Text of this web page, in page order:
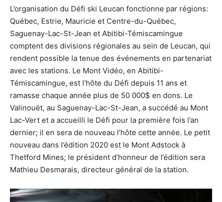
L’organisation du Défi ski Leucan fonctionne par régions:
Québec, Estrie, Mauricie et Centre-du-Québec,
Saguenay-Lac-St-Jean et Abitibi-Témiscamingue
comptent des divisions régionales au sein de Leucan, qui
rendent possible la tenue des événements en partenariat
avec les stations. Le Mont Vidéo, en Abitibi-
Témiscamingue, est l’hôte du Défi depuis 11 ans et
ramasse chaque année plus de 50 000$ en dons. Le
Valinouët, au Saguenay-Lac-St-Jean, a succédé au Mont
Lac-Vert et a accueilli le Défi pour la première fois l’an
dernier; il en sera de nouveau l’hôte cette année. Le petit
nouveau dans l’édition 2020 est le Mont Adstock à
Thetford Mines; le président d’honneur de l’édition sera
Mathieu Desmarais, directeur général de la station.